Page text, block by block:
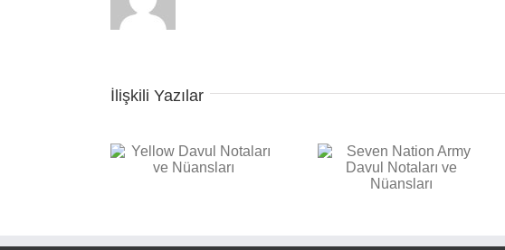
İlişkili Yazılar
Seven Nation Army
Back in Black Davul
Notaları ve Nüansları